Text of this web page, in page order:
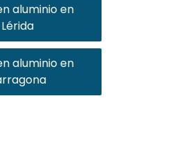
aluminio en
Lérida
aluminio en